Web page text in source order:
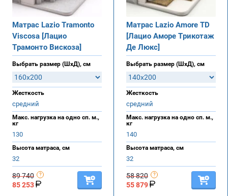
Матрас Lazio Tramonto
Viscosa [Лацио
Трамонто Вискоза]
Выбрать размер (ШхД), см
Жесткость
средний
Макс. нагрузка на одно сп. м.,
кг
130
Высота матраса, см
32
89 740
85 253
Матрас Lazio Amore TD
[Лацио Аморе Трикотаж
Де Люкс]
Выбрать размер (ШхД), см
Жесткость
средний
Макс. нагрузка на одно сп. м.,
кг
140
Высота матраса, см
32
58 820
55 879